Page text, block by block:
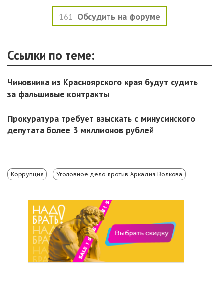
161 Обсудить на форуме
Ссылки по теме:
Чиновника из Красноярского края будут судить
за фальшивые контракты
Прокуратура требует взыскать с минусинского
депутата более 3 миллионов рублей
Коррупция Уголовное дело против Аркадия Волкова